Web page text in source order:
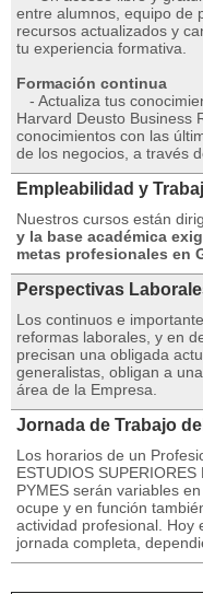
entre alumnos, equipo de
recursos actualizados y
tu experiencia formativa.
Formación continua
- Actualiza tus
Harvard Deusto Business
conocimientos con las
de los negocios, a través
Empleabilidad y
Nuestros cursos están
y la base académica
metas profesionales en
Perspectivas
Los continuos e
reformas laborales, y en
precisan una obligada
generalistas, obligan a
área de la Empresa.
Jornada de Trabajo
Los horarios de un
ESTUDIOS
PYMES serán variables
ocupe y en función
actividad profesional. Hoy
jornada completa,